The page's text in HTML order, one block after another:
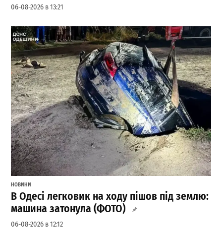
06-08-2026 в 13:21
НОВИНИ
В Одесі легковик на ходу пішов під землю:
машина затонула (ФОТО)
06-08-2026 в 12:12